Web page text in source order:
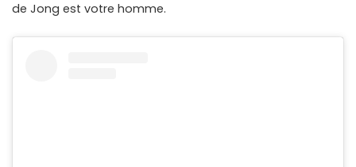
de Jong est votre homme.